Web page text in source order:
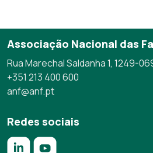
Associação Nacional das
Rua Marechal Saldanha 1, 1249-
+351 213 400 600
anf@anf.pt
Redes sociais